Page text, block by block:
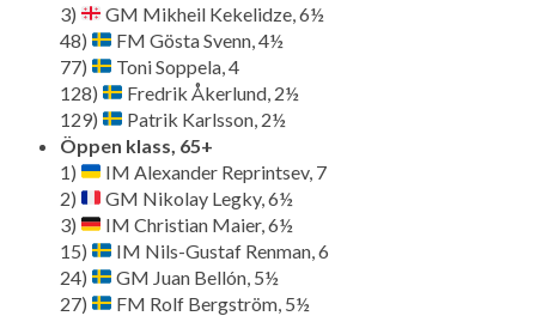
3)
GM Mikheil Kekelidze, 6½
48)
FM Gösta Svenn, 4½
77)
Toni Soppela, 4
128)
Fredrik Åkerlund, 2½
129)
Patrik Karlsson, 2½
Öppen klass, 65+
1)
IM Alexander Reprintsev, 7
2)
GM Nikolay Legky, 6½
3)
IM Christian Maier, 6½
15)
IM Nils-Gustaf Renman, 6
24)
GM Juan Bellón, 5½
27)
FM Rolf Bergström, 5½